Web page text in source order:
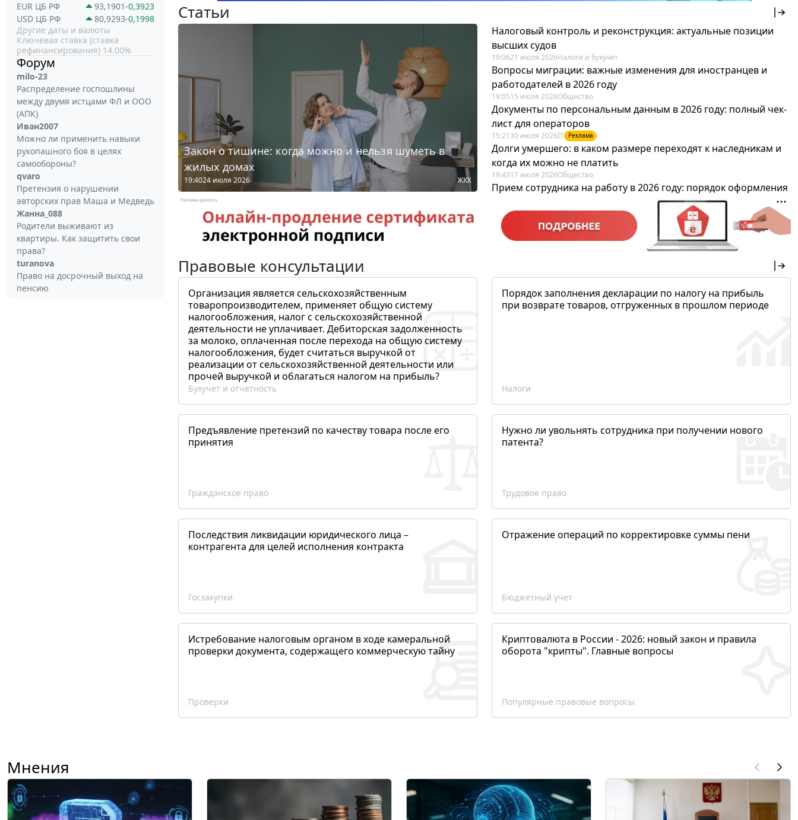
EUR ЦБ РФ
93,1901-0,3923
USD ЦБ РФ
80,9293-0,1998
Другие даты и валюты
Ключевая ставка (ставка
рефинансирования) 14.00%
Форум
milo-23
Распределение госпошлины
между двумя истцами ФЛ и ООО
(АПК)
Иван2007
Можно ли применить навыки
рукопашного боя в целях
самообороны?
qvaro
Претензия о нарушении
авторских прав Маша и Медведь
Жанна_088
Родители выживают из
квартиры. Как защитить свои
права?
turanova
Право на досрочный выход на
пенсию
Статьи
Закон о тишине: когда можно и нельзя шуметь в
жилых домах
19:4024 июля 2026 ЖКХ
Налоговый контроль и реконструкция: актуальные позиции
высших судов
19:0621 июля 2026Налоги и бухучет
Вопросы миграции: важные изменения для иностранцев и
работодателей в 2026 году
19:0515 июля 2026Общество
Документы по персональным данным в 2026 году: полный чек-
лист для операторов
15:21 30 июля 2026IT Реклама
Долги умершего: в каком размере переходят к наследникам и
когда их можно не платить
19:4317 июля 2026Общество
Прием сотрудника на работу в 2026 году: порядок оформления
12:2822 июля 2026Труд
Правовые консультации
Организация является сельскохозяйственным
товаропроизводителем, применяет общую систему
налогообложения, налог с сельскохозяйственной
деятельности не уплачивает. Дебиторская задолженность
за молоко, оплаченная после перехода на общую систему
налогообложения, будет считаться выручкой от
реализации от сельскохозяйственной деятельности или
прочей выручкой и облагаться налогом на прибыль?
Бухучет и отчетность
Порядок заполнения декларации по налогу на прибыль
при возврате товаров, отгруженных в прошлом периоде
Налоги
Предъявление претензий по качеству товара после его
принятия
Гражданское право
Нужно ли увольнять сотрудника при получении нового
патента?
Трудовое право
Последствия ликвидации юридического лица –
контрагента для целей исполнения контракта
Госзакупки
Отражение операций по корректировке суммы пени
Бюджетный учет
Истребование налоговым органом в ходе камеральной
проверки документа, содержащего коммерческую тайну
Проверки
Криптовалюта в России - 2026: новый закон и правила
оборота "крипты". Главные вопросы
Популярные правовые вопросы
Мнения